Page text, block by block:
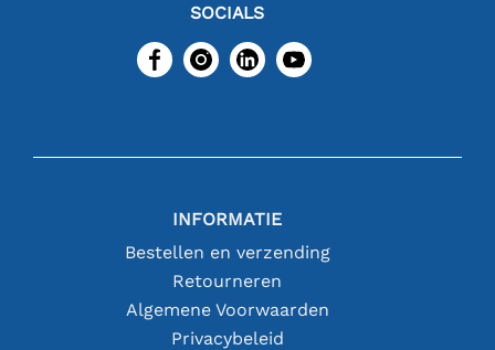
SOCIALS
INFORMATIE
Bestellen en verzending
Retourneren
Algemene Voorwaarden
Privacybeleid